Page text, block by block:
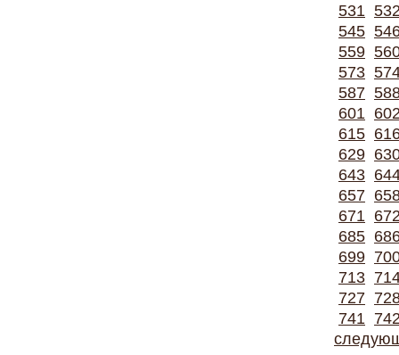
531
545
559
573
587
601
615
629
643
657
671
685
699
713
727
741